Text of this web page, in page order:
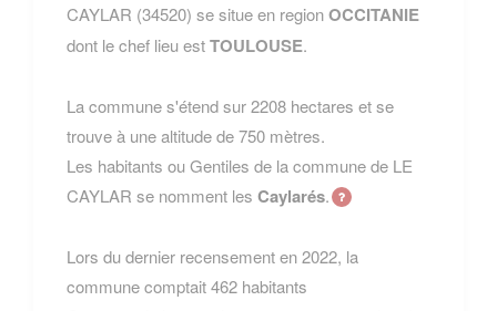
CAYLAR (34520) se situe en regionOCCITANIE
dont le chef lieu estTOULOUSE.
La commune s'étend sur 2208 hectares et se
trouve à une altitude de 750 mètres.
Les habitants ou Gentiles de la commune de LE
CAYLAR se nomment les Caylarés.
Lors du dernier recensement en 2022, la
commune comptait 462 habitants